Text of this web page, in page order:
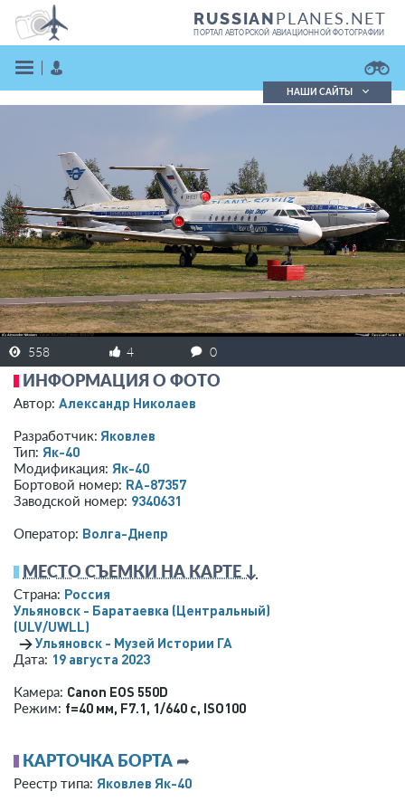
RUSSIANPLANES.NET
ПОРТАЛ АВТОРСКОЙ АВИАЦИОННОЙ ФОТОГРАФИИ
ВОЙТИ
ЗАРЕГИСТРИРОВАТЬСЯ
Подробно
НАШИ САЙТЫ
558 4 0
ИНФОРМАЦИЯ О ФОТО
Автор: Александр Николаев
Разработчик: Яковлев
Тип: Як-40
Модификация: Як-40
Бортовой номер: RA-87357
Заводской номер: 9340631
Оператор: Волга-Днепр
МЕСТО СЪЕМКИ НА КАРТЕ ↓
Страна: Россия
Ульяновск - Баратаевка (Центральный)
(ULV/UWLL)
→Ульяновск - Музей Истории ГА
Дата: 19 августа 2023
Камера: Canon EOS 550D
Режим: f=40 мм, F7.1, 1/640 с, ISO100
КАРТОЧКА БОРТА ➦
Реестр типа: Яковлев Як-40